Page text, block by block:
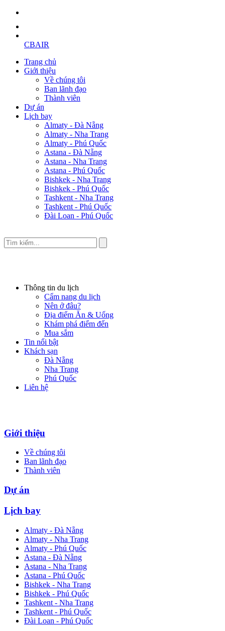
CBAIR
Trang chủ
Giới thiệu
Về chúng tôi
Ban lãnh đạo
Thành viên
Dự án
Lịch bay
Almaty - Đà Nẵng
Almaty - Nha Trang
Almaty - Phú Quốc
Astana - Đà Nẵng
Astana - Nha Trang
Astana - Phú Quốc
Bishkek - Nha Trang
Bishkek - Phú Quốc
Tashkent - Nha Trang
Tashkent - Phú Quốc
Đài Loan - Phú Quốc
Thông tin du lịch
Cẩm nang du lịch
Nên ở đâu?
Địa điểm Ăn & Uống
Khám phá điểm đến
Mua sắm
Tin nổi bật
Khách sạn
Đà Nẵng
Nha Trang
Phú Quốc
Liên hệ
Giới thiệu
Về chúng tôi
Ban lãnh đạo
Thành viên
Dự án
Lịch bay
Almaty - Đà Nẵng
Almaty - Nha Trang
Almaty - Phú Quốc
Astana - Đà Nẵng
Astana - Nha Trang
Astana - Phú Quốc
Bishkek - Nha Trang
Bishkek - Phú Quốc
Tashkent - Nha Trang
Tashkent - Phú Quốc
Đài Loan - Phú Quốc